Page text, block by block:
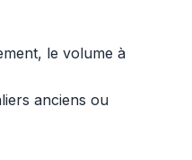
le volume à
anciens ou